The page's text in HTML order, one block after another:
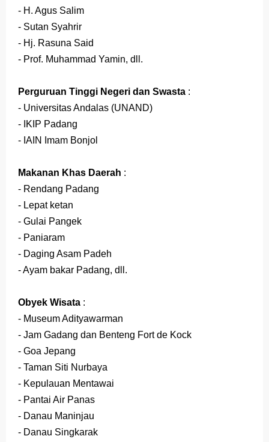
- H. Agus Salim
- Sutan Syahrir
- Hj. Rasuna Said
- Prof. Muhammad Yamin, dll.
Perguruan Tinggi Negeri dan Swasta :
- Universitas Andalas (UNAND)
- IKIP Padang
- IAIN Imam Bonjol
Makanan Khas Daerah :
- Rendang Padang
- Lepat ketan
- Gulai Pangek
- Paniaram
- Daging Asam Padeh
- Ayam bakar Padang, dll.
Obyek Wisata :
- Museum Adityawarman
- Jam Gadang dan Benteng Fort de Kock
- Goa Jepang
- Taman Siti Nurbaya
- Kepulauan Mentawai
- Pantai Air Panas
- Danau Maninjau
- Danau Singkarak